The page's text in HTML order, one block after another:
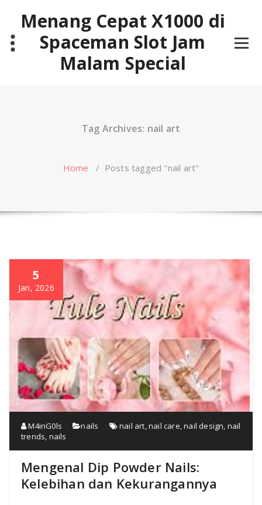
contentMenang Cepat X1000 di
Spaceman Slot Jam
Malam Special
Tag Archives: nail art
Home / Posts tagged "nail art"
5
Jan, 2026
M4inG0ls nails nail art ,nail care ,nail design nail
trends nails
Mengenal Dip Powder Nails:
Kelebihan dan Kekurangannya